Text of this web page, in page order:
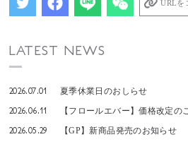
URLを
LATEST NEWS
2026.07.01 夏季休業日のおしらせ
2026.06.11 【フロールエバー】価格改定の
2026.05.29 【GP】新商品発売のお知らせ